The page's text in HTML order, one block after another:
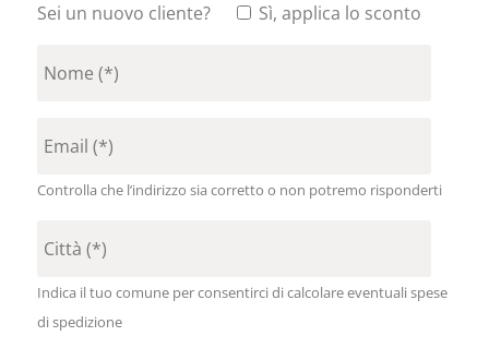
Sei un nuovo cliente? Sì, applica lo sconto
Controlla che l’indirizzo sia corretto o non potremo risponderti
Indica il tuo comune per consentirci di calcolare eventuali spese
di spedizione